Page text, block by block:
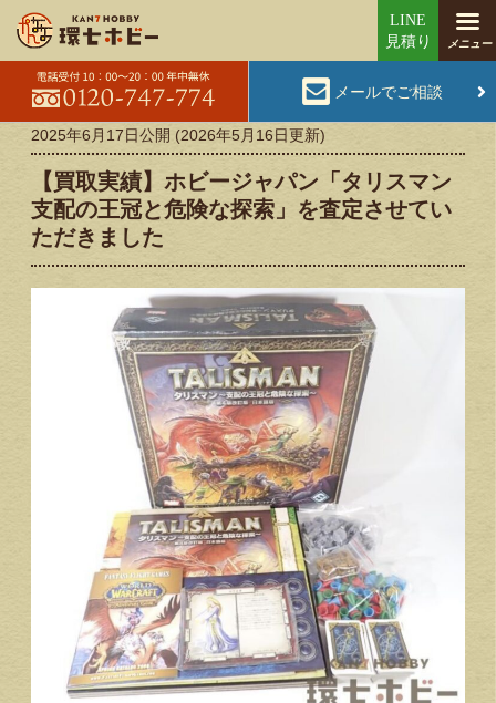
メールでご相談
2025年6月17日公開 (2026年5月16日更新)
【買取実績】ホビージャパン「タリスマン
支配の王冠と危険な探索」を査定させてい
ただきました